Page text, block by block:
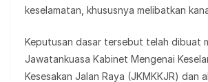
keselamatan, khususnya melibatkan
Keputusan dasar tersebut telah dibuat
Jawatankuasa Kabinet Mengenai
Kesesakan Jalan Raya (JKMKKJR) dan